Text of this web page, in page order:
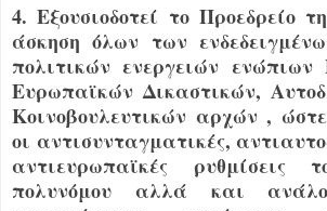
4. Εξουσιοδοτεί το Προεδρείο
άσκηση όλων των
πολιτικών ενεργειών
Ευρωπαϊκών Δικαστικών,
Κοινοβουλευτικών αρχών ,
οι αντισυνταγματικές,
αντιευρωπαϊκές ρυθμίσεις
πολυνόμου αλλά και